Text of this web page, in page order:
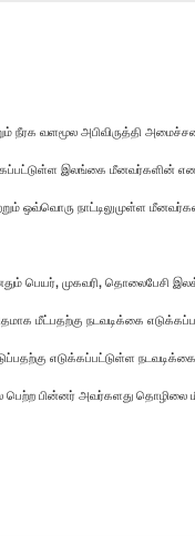
நீரக வளமூல அபிவிருத்தி
இலங்கை
ஒவ்வொரு நாட்டிலுமுள்ள
பெயர், முகவரி, தொலைபேசி
மீட்பதற்கு நடவடிக்கை
எடுக்கப்பட்டுள்ள
பெற்ற பின்னர் அவர்களது தொழிலை